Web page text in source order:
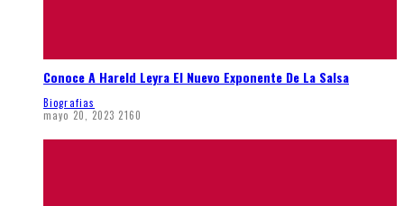
Conoce A Hareld Leyra El Nuevo Exponente De La Salsa
Biografias
mayo 20, 2023 2160